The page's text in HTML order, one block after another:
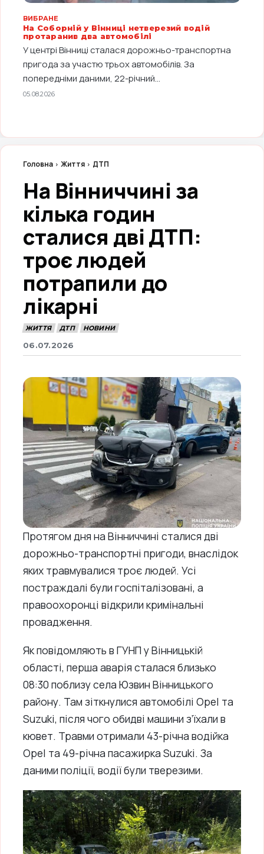
ВИБРАНЕ
На Соборній у Вінниці нетверезий водій
протаранив два автомобілі
У центрі Вінниці сталася дорожньо-транспортна
пригода за участю трьох автомобілів. За
попередніми даними, 22-річний...
05.08.2026